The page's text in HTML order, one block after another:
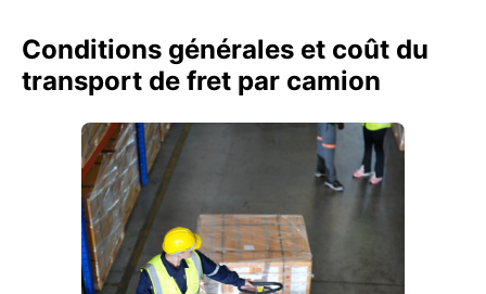
Conditions générales et coût du
transport de fret par camion